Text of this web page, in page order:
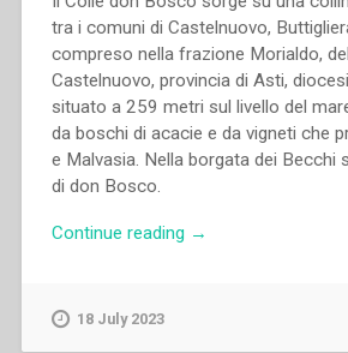
tra i comuni di Castelnuovo,
compreso nella frazione Morialdo,
Castelnuovo, provincia di Asti,
situato a 259 metri sul livello del
da boschi di acacie e da vigneti che
e Malvasia. Nella borgata dei Becchi
di don Bosco.
Continue reading “Piera
→
18 July 2023